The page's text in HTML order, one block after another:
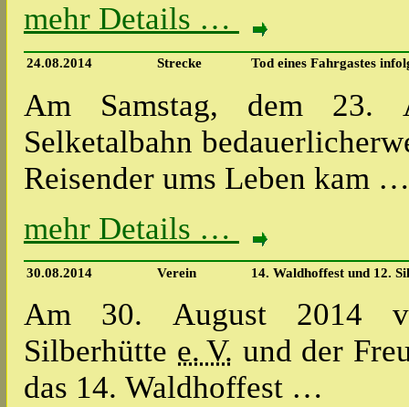
mehr Details …
24.08.2014 Strecke Tod eines Fahrgastes
Am Samstag, dem 23.
Selketalbahn
Reisender ums Leben kam …
mehr Details …
30.08.2014 Verein 14. Waldhoffest und 12.
Am 30. August 2014
Silberhütte e. V. und der
das 14. Waldhoffest …